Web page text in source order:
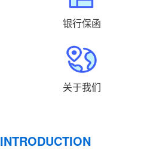
银行保函
关于我们
INTRODUCTION